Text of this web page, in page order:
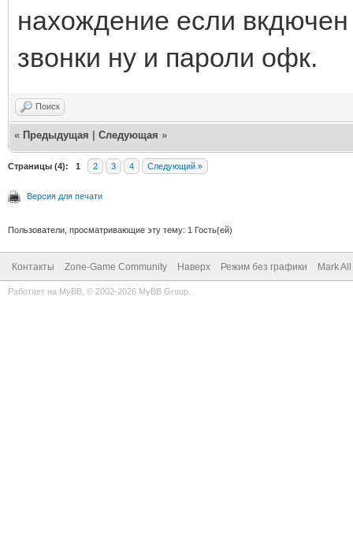
нахождение если
звонки ну и пароли офк.
Поиск
« Предыдущая Следующая »
Страницы (4): 1 2 3 4 Следующий »
Версия для печати
Пользователи, просматривающие эту тему: 1 Гость(ей)
Контакты Zone-Game Community Наверх Режим без графики Mark
Работает на MyBB , © 2002-2026 MyBB Group